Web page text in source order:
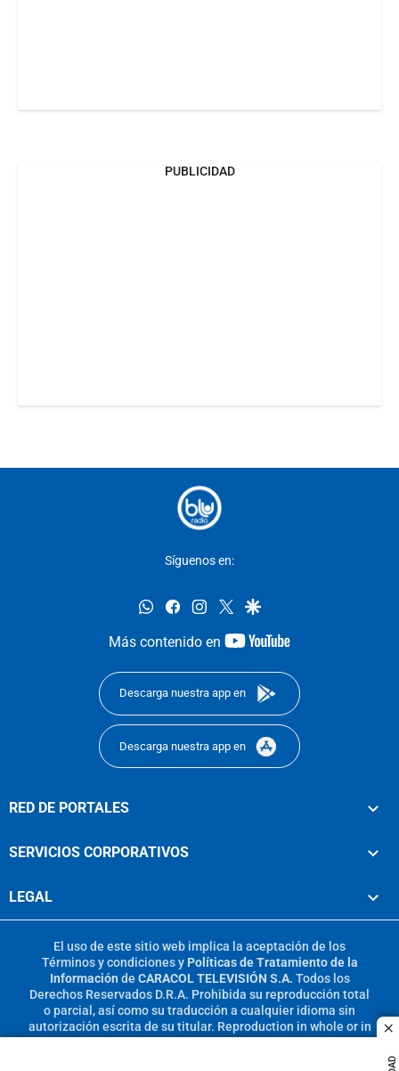
PUBLICIDAD
Síguenos en:
whatsappfacebookinstagram
twittergoogle
Más contenido en
youtube-
Descarga nuestra app en
Descarga nuestra app en
RED DE PORTALES
SERVICIOS CORPORATIVOS
LEGAL
El uso de este sitio web implica la aceptación de los
Términos y condicionesy Políticas de Tratamiento de la
Información de CARACOL TELEVISIÓN S.A. Todos los
Derechos Reservados D.R.A. Prohibida su reproducción total
o parcial, así como su traducción a cualquier idioma sin
autorización escrita de su titular. Reproduction in whole or in